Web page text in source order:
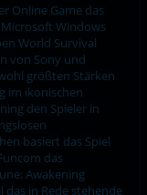
Online Game das
Windows
World Survival
von Sony und
größten Stärken
im ikonischen
den Spieler in
basiert das Spiel
das
Awakening
das in Rede stehende